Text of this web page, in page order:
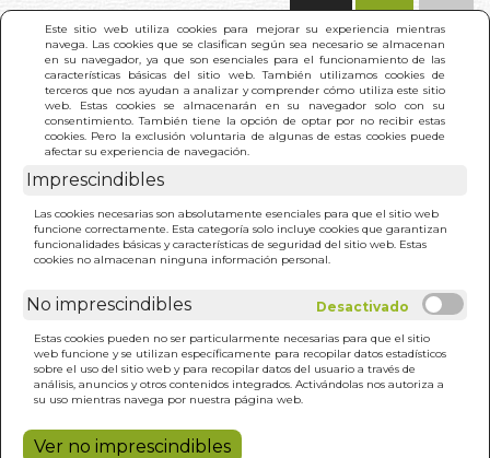
Este sitio web utiliza cookies para mejorar su experiencia mientras
navega. Las cookies que se clasifican según sea necesario se almacenan
en su navegador, ya que son esenciales para el funcionamiento de las
características básicas del sitio web. También utilizamos cookies de
terceros que nos ayudan a analizar y comprender cómo utiliza este sitio
web. Estas cookies se almacenarán en su navegador solo con su
consentimiento. También tiene la opción de optar por no recibir estas
cookies. Pero la exclusión voluntaria de algunas de estas cookies puede
afectar su experiencia de navegación.
Imprescindibles
Las cookies necesarias son absolutamente esenciales para que el sitio web
funcione correctamente. Esta categoría solo incluye cookies que garantizan
funcionalidades básicas y características de seguridad del sitio web. Estas
cookies no almacenan ninguna información personal.
No imprescindibles
Estas cookies pueden no ser particularmente necesarias para que el sitio
web funcione y se utilizan específicamente para recopilar datos estadísticos
sobre el uso del sitio web y para recopilar datos del usuario a través de
análisis, anuncios y otros contenidos integrados. Activándolas nos autoriza a
su uso mientras navega por nuestra página web.
Ver no imprescindibles
INICIO >